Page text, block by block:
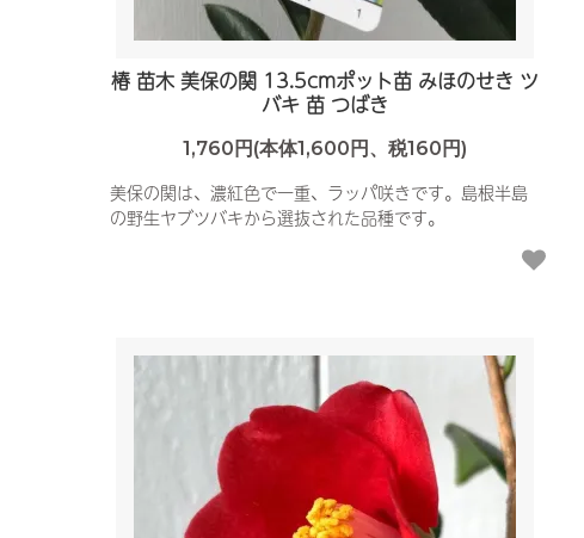
椿 苗木 美保の関 13.5cmポット苗 みほのせき ツ
バキ 苗 つばき
1,760円(本体1,600円、税160円)
美保の関は、濃紅色で一重、ラッパ咲きです。島根半島
の野生ヤブツバキから選抜された品種です。